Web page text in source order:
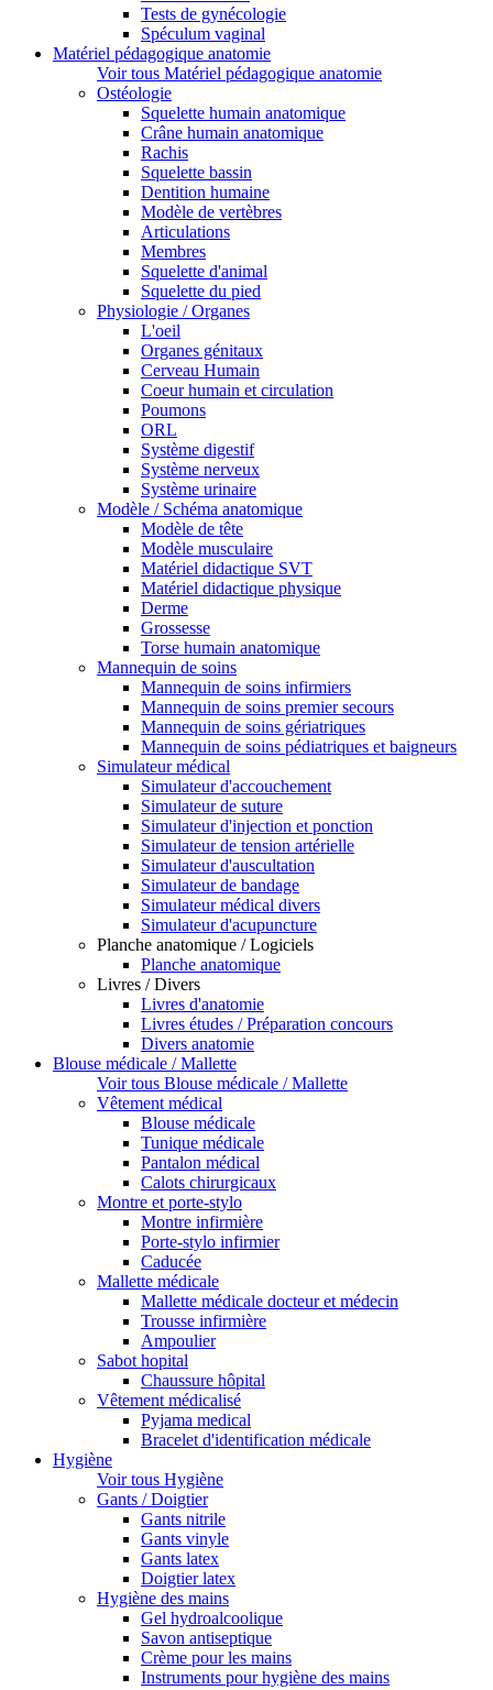
Tests de gynécologie
Spéculum vaginal
Matériel pédagogique anatomie
Voir tous Matériel pédagogique anatomie
Ostéologie
Squelette humain anatomique
Crâne humain anatomique
Rachis
Squelette bassin
Dentition humaine
Modèle de vertèbres
Articulations
Membres
Squelette d'animal
Squelette du pied
Physiologie / Organes
L'oeil
Organes génitaux
Cerveau Humain
Coeur humain et circulation
Poumons
ORL
Système digestif
Système nerveux
Système urinaire
Modèle / Schéma anatomique
Modèle de tête
Modèle musculaire
Matériel didactique SVT
Matériel didactique physique
Derme
Grossesse
Torse humain anatomique
Mannequin de soins
Mannequin de soins infirmiers
Mannequin de soins premier secours
Mannequin de soins gériatriques
Mannequin de soins pédiatriques et baigneurs
Simulateur médical
Simulateur d'accouchement
Simulateur de suture
Simulateur d'injection et ponction
Simulateur de tension artérielle
Simulateur d'auscultation
Simulateur de bandage
Simulateur médical divers
Simulateur d'acupuncture
Planche anatomique / Logiciels
Planche anatomique
Livres / Divers
Livres d'anatomie
Livres études / Préparation concours
Divers anatomie
Blouse médicale / Mallette
Voir tous Blouse médicale / Mallette
Vêtement médical
Blouse médicale
Tunique médicale
Pantalon médical
Calots chirurgicaux
Montre et porte-stylo
Montre infirmière
Porte-stylo infirmier
Caducée
Mallette médicale
Mallette médicale docteur et médecin
Trousse infirmière
Ampoulier
Sabot hopital
Chaussure hôpital
Vêtement médicalisé
Pyjama medical
Bracelet d'identification médicale
Hygiène
Voir tous Hygiène
Gants / Doigtier
Gants nitrile
Gants vinyle
Gants latex
Doigtier latex
Hygiène des mains
Gel hydroalcoolique
Savon antiseptique
Crème pour les mains
Instruments pour hygiène des mains